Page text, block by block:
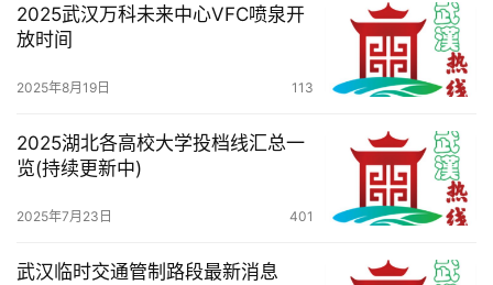
2025武汉万科未来中心VFC喷泉开
放时间
2025年8月19日 113
2025湖北各高校大学投档线汇总一
览(持续更新中)
2025年7月23日 401
武汉临时交通管制路段最新消息